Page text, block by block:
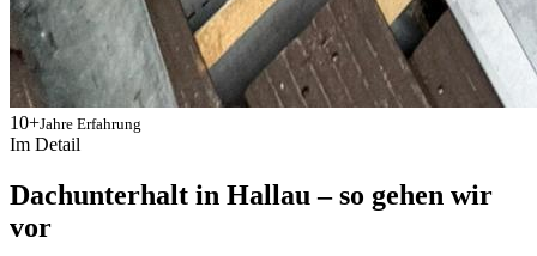
10+Jahre Erfahrung
Im Detail
Dachunterhalt in Hallau – so gehen wir
vor